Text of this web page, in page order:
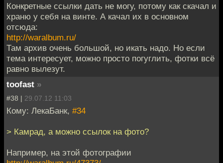
Конкретные ссылки дать не могу, потому как скачал и
храню у себя на винте. А качал их в основном
отсюда:
http://waralbum.ru/
Там архив очень большой, но икать надо. Но если
тема интересует, можно просто погуглить, фотки всё
равно вылезут.
toofast »
#38 | 29.07.12 11:03
Кому: ЛекаБанк, #34
> Камрад, а можно ссылок на фото?
Например, на этой фотографии